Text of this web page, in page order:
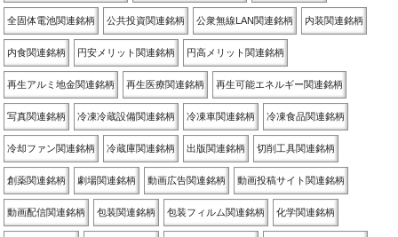
全固体電池関連銘柄 公共投資関連銘柄 公衆無線LAN関連銘柄 内装関連銘柄
内食関連銘柄 円安メリット関連銘柄 円高メリット関連銘柄
再生アルミ地金関連銘柄 再生医療関連銘柄 再生可能エネルギー関連銘柄
写真関連銘柄 冷凍冷蔵設備関連銘柄 冷凍車関連銘柄 冷凍食品関連銘柄
冷却ファン関連銘柄 冷蔵庫関連銘柄 出版関連銘柄 切削工具関連銘柄
創薬関連銘柄 劇場関連銘柄 動画広告関連銘柄 動画投稿サイト関連銘柄
動画配信関連銘柄 包装関連銘柄 包装フィルム関連銘柄 化学関連銘柄